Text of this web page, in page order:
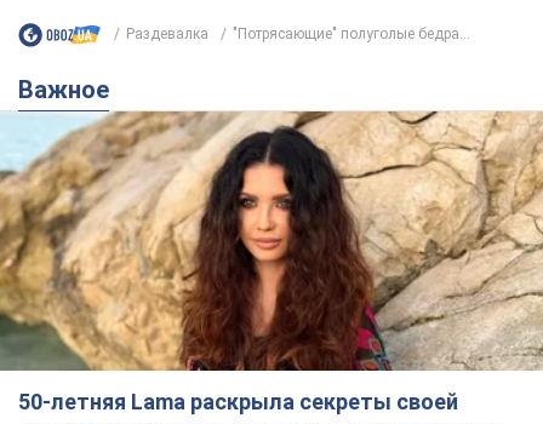
Раздевалка "Потрясающие" полуголые бедра...
Важное
50-летняя Lama раскрыла секреты своей